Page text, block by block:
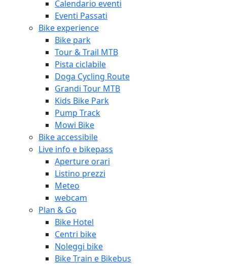
Calendario eventi
Eventi Passati
Bike experience
Bike park
Tour & Trail MTB
Pista ciclabile
Doga Cycling Route
Grandi Tour MTB
Kids Bike Park
Pump Track
Mowi Bike
Bike accessibile
Live info e bikepass
Aperture orari
Listino prezzi
Meteo
webcam
Plan & Go
Bike Hotel
Centri bike
Noleggi bike
Bike Train e Bikebus